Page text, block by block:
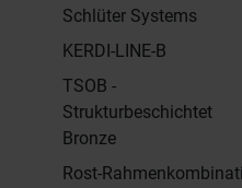
Schlüter Systems
KERDI-LINE-B
TSOB -
Strukturbeschichtet
Bronze
Rost-